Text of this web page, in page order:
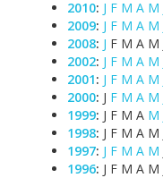
2010: J F M A M
2009: J F M A M
2008: J F M A M
2002: J F M A M
2001: J F M A M
2000: J F M A M
1999: J F M A M
1998: J F M A M
1997: J F M A M
1996: J F M A M